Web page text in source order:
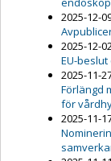
2025-12-
2025-12-
EU-
2025-11-
Förlängd
för
2025-11-